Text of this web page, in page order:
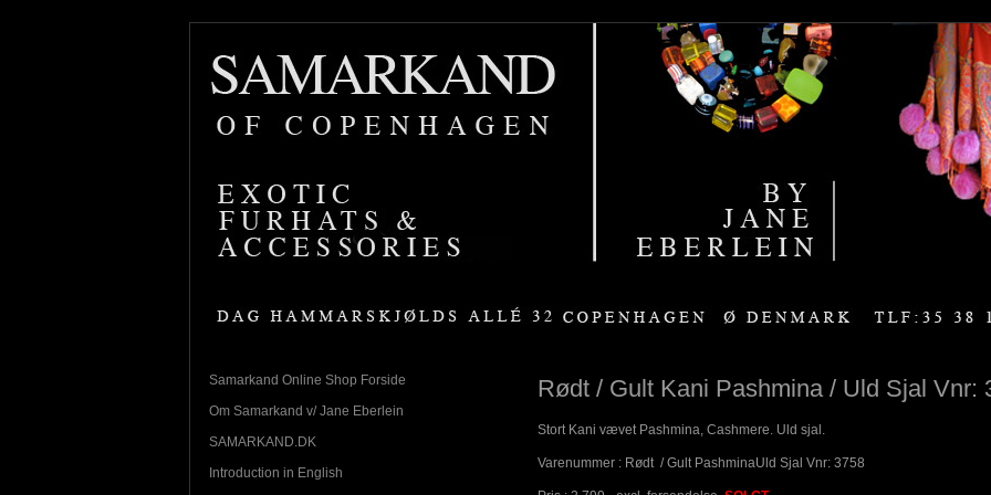
Samarkand Online Shop Forside
Om Samarkand v/ Jane Eberlein
SAMARKAND.DK
Introduction in English
Rødt / Gult Kani Pashmina / Uld Sjal Vnr:
Stort Kani vævet Pashmina, Cashmere. Uld sjal.
Varenummer : Rødt / Gult PashminaUld Sjal Vnr: 3758